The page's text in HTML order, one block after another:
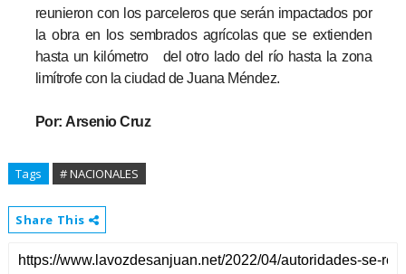
reunieron con los parceleros que serán impactados por
la obra en los sembrados agrícolas que se extienden
hasta un kilómetro del otro lado del río hasta la zona
limítrofe con la ciudad de Juana Méndez.
Por: Arsenio Cruz
Tags # NACIONALES
Share This